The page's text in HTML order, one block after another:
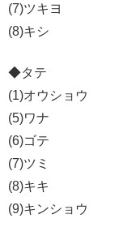
(7)ツキヨ
(8)キシ
◆タテ
(1)オウショウ
(5)ワナ
(6)ゴテ
(7)ツミ
(8)キキ
(9)キンショウ